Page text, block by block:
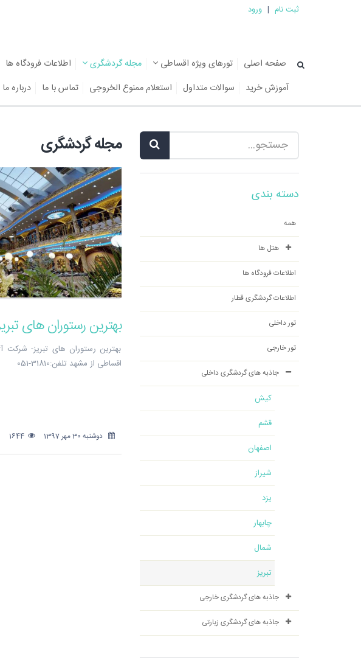
ثبت نام | ورود
صفحه اصلی تورهای ویژه اقساطی مجله گردشگری اطلاعات فرودگاه ها
آموزش خرید
سوالات متداول استعلام ممنوع الخروجی تماس با ما درباره ما
دسته بندی
همه
هتل ها
اطلاعات فرودگاه ها
اطلاعات گردشگری قطار
تور داخلی
تور خارجی
جاذبه های گردشگری داخلی
کیش
قشم
اصفهان
شیراز
یزد
چابهار
شمال
تبریز
جاذبه های گردشگری خارجی
جاذبه های گردشگری زیارتی
مجله گردشگری
بهترین رستوران های
بهترین رستوران های تبریز- شرکت
اقساطی از مشهد تلفن:31810-051
دوشنبه 30 مهر 1397 1644